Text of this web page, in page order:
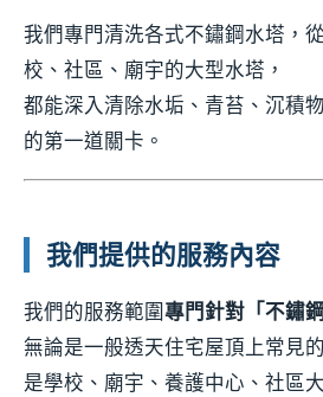
我們專門清洗各式不鏽鋼水塔，
校、社區、廟宇的大型水塔，
都能深入清除水垢、青苔、沉積
的第一道關卡。
我們提供的服務內容
我們的服務範圍專門針對「不鏽
無論是一般透天住宅屋頂上常見
是學校、廟宇、養護中心、社區